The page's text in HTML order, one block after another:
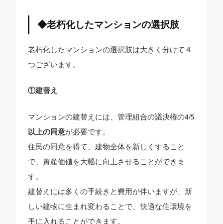
◆老朽化したマンションの選択肢
老朽化したマンションの選択肢は大きく分けて４
つございます。
①建替え
マンションの建替えには、管理組合の議決権の4/5
以上の同意が必要です。
住民の同意を得て、建物全体を新しくすること
で、資産価値を大幅に向上させることができま
す。
建替えには多くの手続きと費用が伴いますが、新
しい建物に生まれ変わることで、快適な住環境を
手に入れることができます。